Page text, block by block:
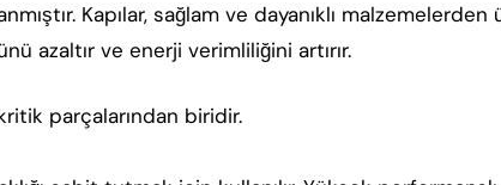
Kapılar, sağlam ve dayanıklı
azaltır ve enerji verimliliğini artırır.
parçalarından biridir.